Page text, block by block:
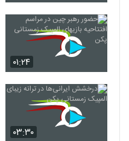
۰۱:۲۴
۰۳:۳۰